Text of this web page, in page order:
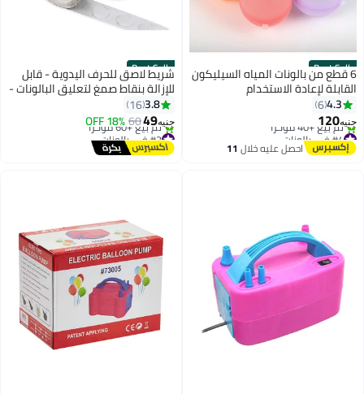
Best Seller
6 قطع من بالونات المياه السيليكون
القابلة لإعادة الاستخدام
4.3
6
جنيه120
#4 في بالونات
توصيل مجاني
تم بيع +40 مؤخرًا
احصل عليه خلال 11
Best Seller
شريط لاصق للحرف اليدوية - قابل
للإزالة بنقاط صمغ لتعليق البالونات -
لمستلزمات الحرف الفنية - وتزيين
حفلات الزفاف ، شفاف
3.8
16
جنيه49
60
18% OFF
#3 في بالونات
توصيل مجاني
تم بيع +60 مؤخرًا